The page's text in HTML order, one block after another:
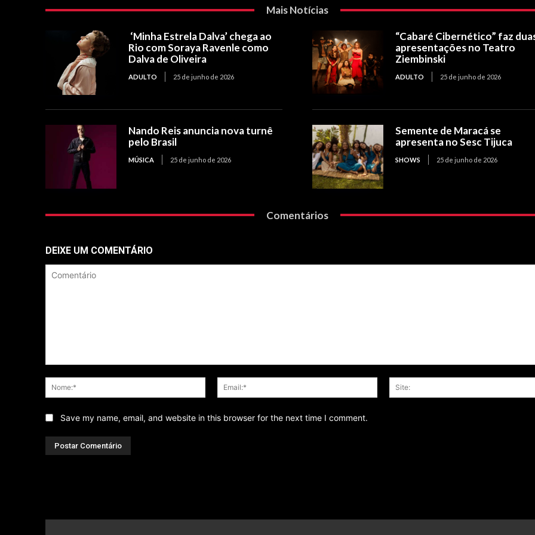
Mais Notícias
‘Minha Estrela Dalva’ chega ao
Rio com Soraya Ravenle como
Dalva de Oliveira
ADULTO 25 de junho de 2026
“Cabaré Cibernético” faz
apresentações no Teatro
Ziembinski
ADULTO 25 de junho de 2026
Nando Reis anuncia nova turnê
pelo Brasil
MÚSICA 25 de junho de 2026
Semente de Maracá se
apresenta no Sesc Tijuca
SHOWS 25 de junho de 2026
Comentários
DEIXE UM COMENTÁRIO
Nome:*
Email:*
Save my name, email, and website in this browser for the next time I comment.